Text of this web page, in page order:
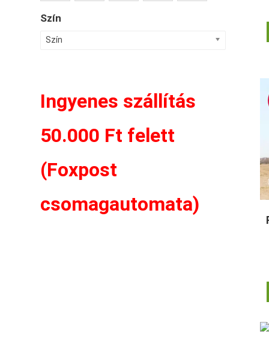
Szín
Szín
Ingyenes szállítás
50.000 Ft felett
(Foxpost
csomagautomata)